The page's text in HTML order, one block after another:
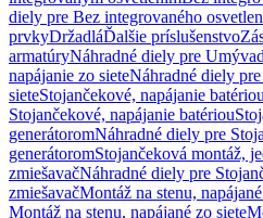
diely pre Bez integrovaného
prvkyDržadláĎalšie príslušenstvo
armatúryNáhradné diely pre
napájanie zo sieteNáhradné diely
sieteStojančekové, napájanie batériou
Stojančekové, napájanie batériou
generátoromNáhradné diely pre
generátoromStojančeková montáž,
zmiešavačNáhradné diely pre
zmiešavačMontáž na stenu,
Montáž na stenu, napájané zo siete